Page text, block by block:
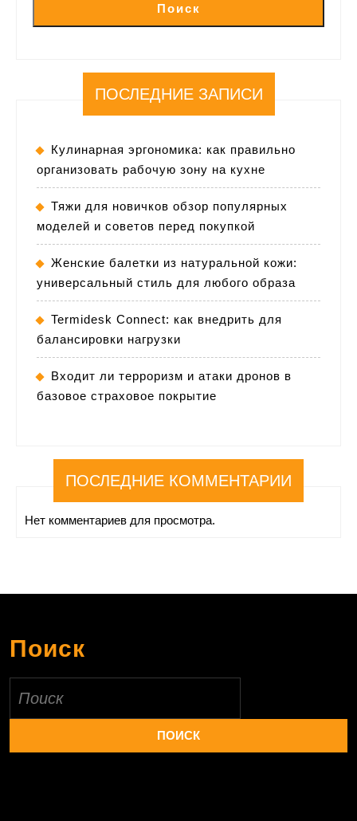
Поиск
ПОСЛЕДНИЕ ЗАПИСИ
Кулинарная эргономика: как правильно
организовать рабочую зону на кухне
Тяжи для новичков обзор популярных
моделей и советов перед покупкой
Женские балетки из натуральной кожи:
универсальный стиль для любого образа
Termidesk Connect: как внедрить для
балансировки нагрузки
Входит ли терроризм и атаки дронов в
базовое страховое покрытие
ПОСЛЕДНИЕ КОММЕНТАРИИ
Нет комментариев для просмотра.
Поиск